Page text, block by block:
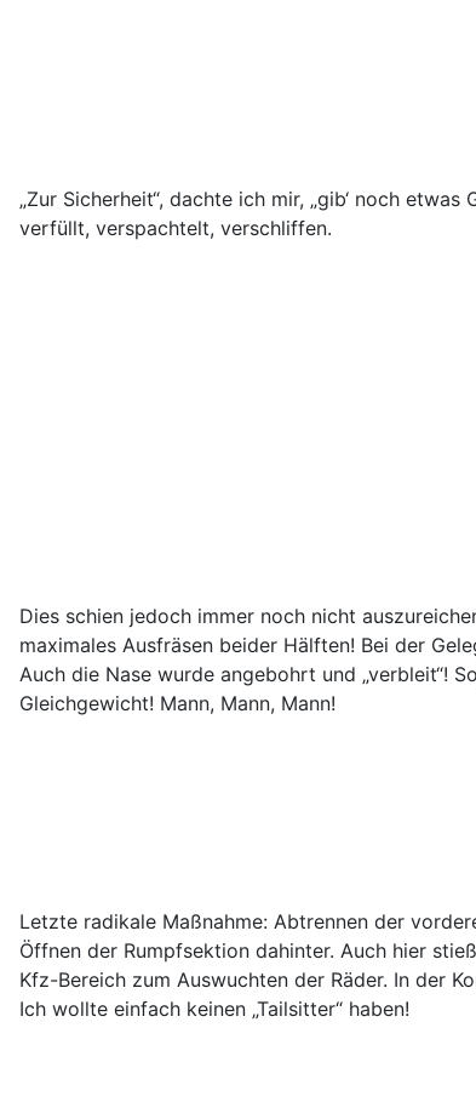
„Zur Sicherheit“, dachte ich mir, „gib‘ noch
verfüllt, verspachtelt, verschliffen.
Dies schien jedoch immer noch nicht
maximales Ausfräsen beider Hälften! Bei der
Auch die Nase wurde angebohrt und „verbleit“!
Gleichgewicht! Mann, Mann, Mann!
Letzte radikale Maßnahme: Abtrennen der
Öffnen der Rumpfsektion dahinter. Auch hier
Kfz-Bereich zum Auswuchten der Räder. In der
Ich wollte einfach keinen „Tailsitter“ haben!